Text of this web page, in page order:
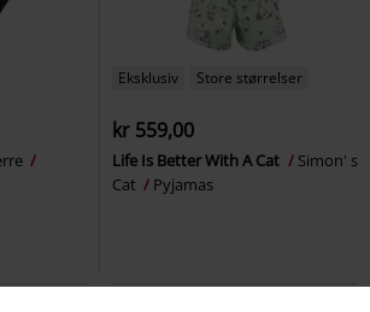
Eksklusiv Store størrelser
kr 559,00
Life Is Better With A Cat
Simon' s
Cat
Pyjamas